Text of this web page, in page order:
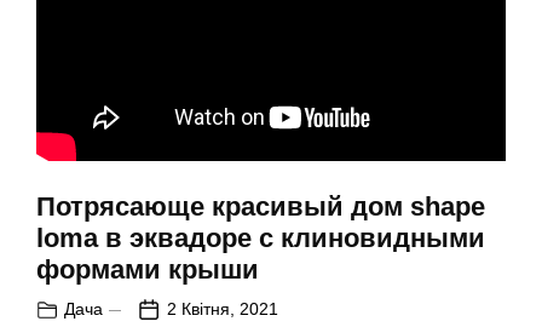
Потрясающе красивый дом shape
loma в эквадоре с клиновидными
формами крыши
Дача 2 Квітня, 2021